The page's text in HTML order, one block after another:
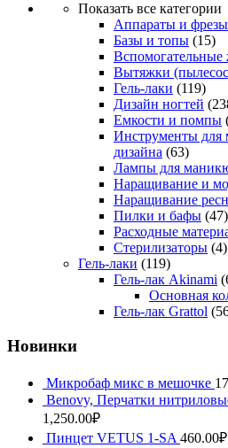
Показать все категории
Аппараты и фрезы
Базы и топы (15)
Вспомогательные
Вытяжки
Гель-лаки (119)
Дизайн ногтей
Емкости и помпы
Инструменты для
дизайна (63)
Лампы для
Наращивание и
Наращивание
Пилки и бафы (47)
Расходные
Стерилизаторы (4)
Гель-лаки (119)
Гель-лак Akinami
Основная
Гель-лак Grattol
Новинки
Микробаф микс в мешочке
Benovy, Перчатки
1,250.00₽
Пинцет VETUS 1-SA 460.00₽